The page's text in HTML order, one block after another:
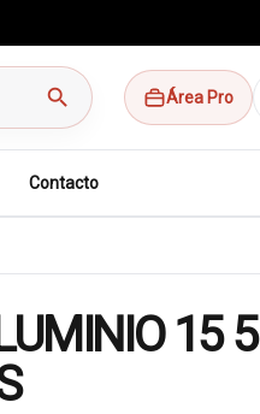
search Área Pro
Contacto
15 5